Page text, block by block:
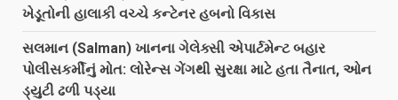
ખેડૂતોની હાલાકી વચ્ચે કન્ટેનર હબનો વિકાસ
સલમાન (Salman) ખાનના ગેલેક્સી એપાર્ટમેન્ટ બહાર
પોલીસકર્મીનું મોત: લોરેન્સ ગેંગથી સુરક્ષા માટે હતા તૈનાત, ઓન
ડ્યુટી ઢળી પડ્યા